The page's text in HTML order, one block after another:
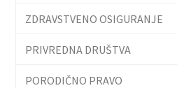
ZDRAVSTVENO OSIGURANJE
PRIVREDNA DRUŠTVA
PORODIČNO PRAVO